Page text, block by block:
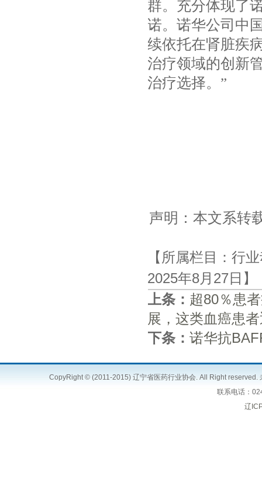
群。充分体现了
诺。诺华公司中
续依托在肾脏疾
治疗领域的创新
治疗选择。”
声明：本文系转
【所属栏目：
2025年8月27日
上条： 超80％患
展，这类血癌患
下条：诺华抗
CopyRight © (2011-2015) 辽宁省医药行业协会. All Right
联系电话：
辽